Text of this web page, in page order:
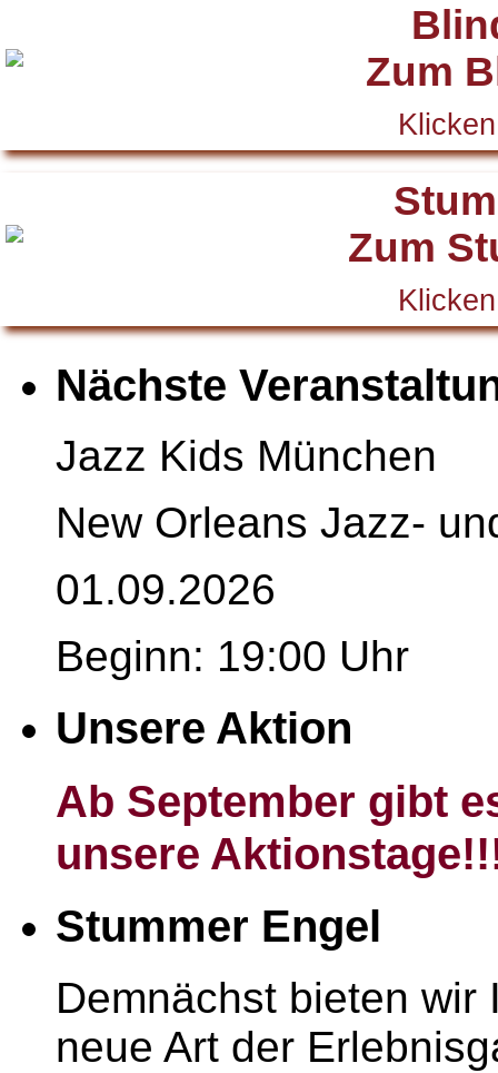
Nächste
Jazz Kids München
New Orleans Jazz-
01.09.2026
Beginn: 19:00 Uhr
Unsere Aktion
Ab September gibt
unsere
Stummer Engel
Demnächst bieten
neue Art der